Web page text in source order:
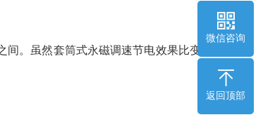
。虽然套筒式永磁调速节电效果比变频
微信咨询
返回顶部